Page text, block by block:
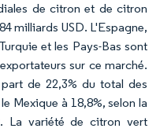
de citron et de citron
milliards USD. L'Espagne,
et les Pays-Bas sont
sur ce marché.
de 22,3% du total des
Mexique à 18,8%, selon la
La variété de citron vert